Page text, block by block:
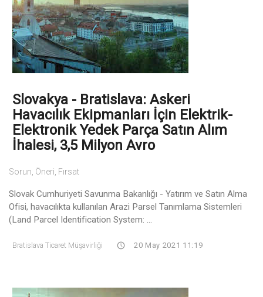
Slovakya - Bratislava: Askeri
Havacılık Ekipmanları İçin Elektrik-
Elektronik Yedek Parça Satın Alım
İhalesi, 3,5 Milyon Avro
Sorun, Öneri, Fırsat
Slovak Cumhuriyeti Savunma Bakanlığı - Yatırım ve Satın Alma
Ofisi, havacılıkta kullanılan Arazi Parsel Tanımlama Sistemleri
(Land Parcel Identification System: ...
Bratislava Ticaret Müşavirliği 20 May 2021 11:19